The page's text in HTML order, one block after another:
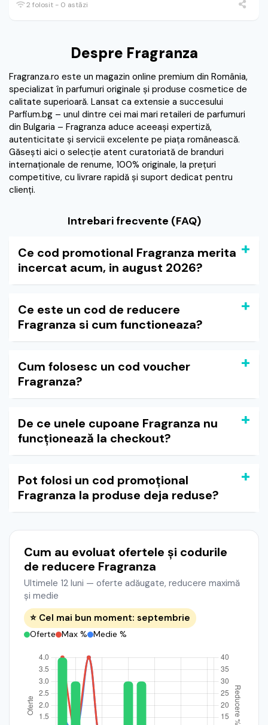
2 folosit - 0 astăzi
Despre Fragranza
Fragranza.ro este un magazin online premium din România,
specializat în parfumuri originale și produse cosmetice de
calitate superioară. Lansat ca extensie a succesului
Parfium.bg – unul dintre cei mai mari retaileri de parfumuri
din Bulgaria – Fragranza aduce aceeași expertiză,
autenticitate și servicii excelente pe piața românească.
Găsești aici o selecție atent curatoriată de branduri
internaționale de renume, 100% originale, la prețuri
competitive, cu livrare rapidă și suport dedicat pentru
clienți.
Intrebari frecvente (FAQ)
Ce cod promotional Fragranza merita
incercat acum, in august 2026?
Ce este un cod de reducere
Fragranza si cum functioneaza?
Cum folosesc un cod voucher
Fragranza?
De ce unele cupoane Fragranza nu
funcționează la checkout?
Pot folosi un cod promoțional
Fragranza la produse deja reduse?
Cum au evoluat ofertele și codurile
de reducere Fragranza
Ultimele 12 luni — oferte adăugate, reducere maximă
și medie
⭐ Cel mai bun moment: septembrie
Oferte Max % Medie %